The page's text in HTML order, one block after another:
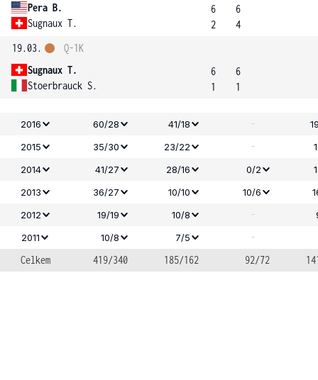
Pera B.
Sugnaux T.
6
2
6
4
19.03.
Sugnaux T.
Stoerbrauck S.
Q-1K
6
1
6
1
2016 60/28 41/18 -
2015
35/30 23/22 -
2014
41/27 28/16 0/2
2013
36/27 10/10 10/6
2012
19/19 10/8 -
2011
10/8 7/5 -
Celkem 419/340 185/162 92/72